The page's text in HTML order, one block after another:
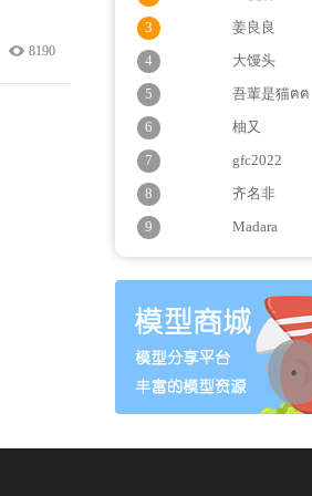
8190
3
姜良良
4
大馒头
5
吾輩是猫ฅฅ
6
柚又
7
gfc2022
8
齐名非
9
Madara